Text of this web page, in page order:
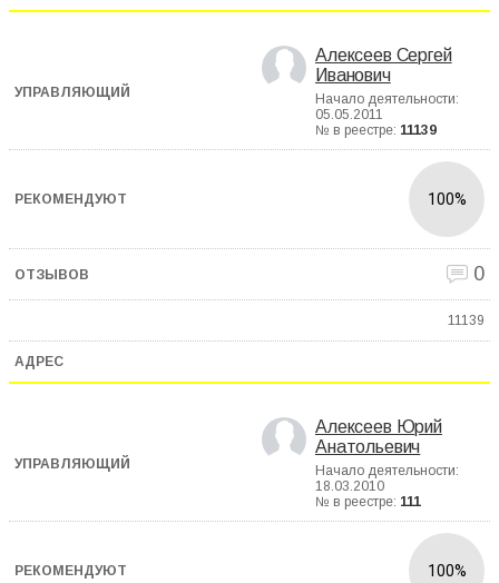
Алексеев Сергей
Иванович
Начало деятельности:
05.05.2011
№ в реестре: 11139
100%
0
11139
Алексеев Юрий
Анатольевич
Начало деятельности:
18.03.2010
№ в реестре: 111
100%